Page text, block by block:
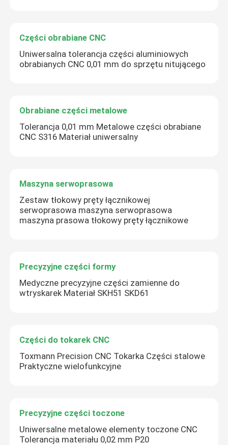
Części obrabiane CNC
Uniwersalna tolerancja części aluminiowych
obrabianych CNC 0,01 mm do sprzętu nitującego
Obrabiane części metalowe
Tolerancja 0,01 mm Metalowe części obrabiane
CNC S316 Materiał uniwersalny
Maszyna serwoprasowa
Zestaw tłokowy pręty łącznikowej
serwoprasowa maszyna serwoprasowa
maszyna prasowa tłokowy pręty łącznikowe
Precyzyjne części formy
Medyczne precyzyjne części zamienne do
wtryskarek Materiał SKH51 SKD61
Części do tokarek CNC
Toxmann Precision CNC Tokarka Części stalowe
Praktyczne wielofunkcyjne
Precyzyjne części toczone
Uniwersalne metalowe elementy toczone CNC
Tolerancja materiału 0,02 mm P20